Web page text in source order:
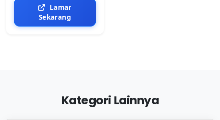
Lamar
Sekarang
Kategori Lainnya